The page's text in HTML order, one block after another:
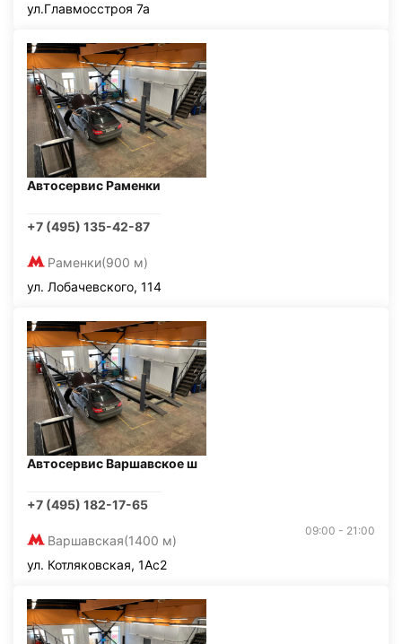
ул.Главмосстроя 7а
Автосервис Раменки
+7 (495) 135-42-87
Раменки(900 м)
ул. Лобачевского, 114
Автосервис Варшавское ш
+7 (495) 182-17-65
Варшавская(1400 м)
09:00 - 21:00
ул. Котляковская, 1Ас2